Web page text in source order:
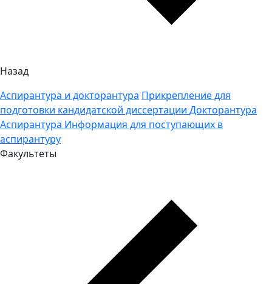
Назад
Аспирантура и докторантура Прикрепление для
подготовки кандидатской диссертации Докторантура
Аспирантура Информация для поступающих в
аспирантуру
Факультеты